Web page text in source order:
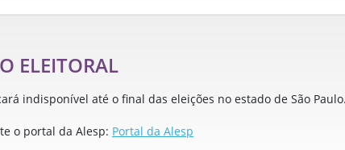
ELEITORAL
indisponível até o final das eleições no estado de São Paulo.
o portal da Alesp: Portal da Alesp